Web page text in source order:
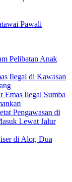
Pawali
Pelibatan Anak
Ilegal di Kawasan
Emas Ilegal Sumba
Pengawasan di
Lewat Jalur
di Alor, Dua